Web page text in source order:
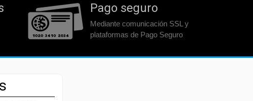
Pago seguro
Mediante comunicación SSL y
plataformas de Pago Seguro